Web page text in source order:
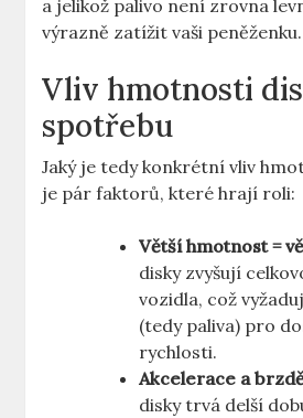
a jelikož palivo ⁤není zrovna
výrazně zatížit vaši peněženku.
Vliv ‍hmotnosti
spotřebu
Jaký je tedy konkrétní vliv
je pár faktorů, které hrají roli:
Větší hmotnost ⁣=
disky zvyšují
vozidla, ‍což
(tedy paliva)​ pro
rychlosti.
Akcelerace‍ a
disky trvá delší